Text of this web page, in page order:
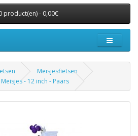
product(en) - 0,00€
Meisjesfietsen
- 12 inch - Paars